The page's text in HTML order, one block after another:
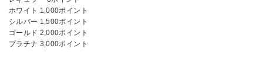
ホワイト 1,000ポイント
シルバー 1,500ポイント
ゴールド 2,000ポイント
プラチナ 3,000ポイント